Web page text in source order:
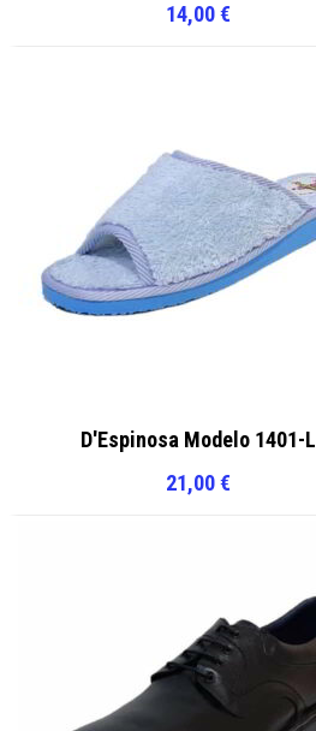
14,00€
D'Espinosa Modelo 1401-L
21,00€